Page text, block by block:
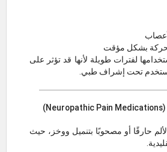
بشكل مؤقت
لفترات طويلة لأنها قد تؤثر على
تُستخدم تحت إشراف طبي.
حارقًا أو مصحوبًا بتنميل ووخز، حيث